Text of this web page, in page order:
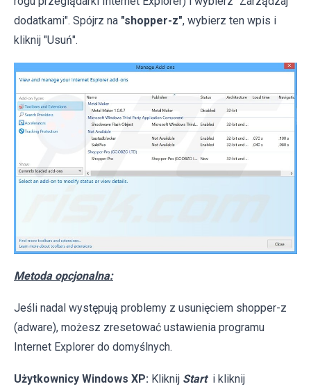
dodatkami". Spójrz na "shopper-z", wybierz ten wpis i
kliknij "Usuń".
Metoda opcjonalna:
Jeśli nadal występują problemy z usunięciem shopper-z
(adware), możesz zresetować ustawienia programu
Internet Explorer do domyślnych.
Użytkownicy Windows XP: Kliknij Start i kliknij